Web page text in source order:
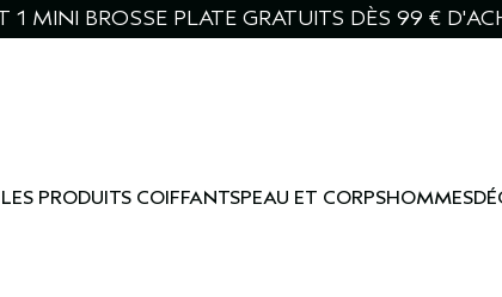
1 MINI BROSSE PLATE GRATUITS DÈS 99 €
PRODUITS COIFFANTSPEAU ET CORPSHOMMES